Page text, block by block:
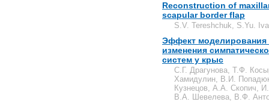
Reconstruction of
scapular border flap
S.V. Tereshchuk, S.Yu.
Эффект моделирования
изменения
систем у крыс
С.Г. Драгунова, Т.Ф.
Хамидулин, В.И.
Кузнецов, А.А. Скопич,
В.А. Шевелева, В.Ф.